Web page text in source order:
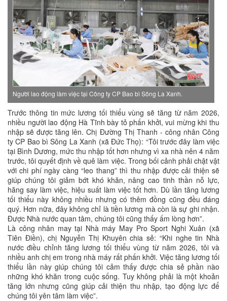
Người lao động làm việc tại Công ty CP Bao bì Sông La Xanh.
Trước thông tin mức lương tối thiểu vùng sẽ tăng từ năm 2026,
nhiều người lao động Hà Tĩnh bày tỏ phấn khởi, vui mừng khi thu
nhập sẽ được tăng lên. Chị Đường Thị Thanh - công nhân Công
ty CP Bao bì Sông La Xanh (xã Đức Thọ): “Tôi trước đây làm việc
tại Bình Dương, mức thu nhập tốt hơn nhưng vì xa nhà nên 4 năm
trước, tôi quyết định về quê làm việc. Trong bối cảnh phải chật vật
với chi phí ngày càng “leo thang” thì thu nhập được cải thiện sẽ
giúp chúng tôi giảm bớt khó khăn, nâng cao tinh thần nỗ lực,
hăng say làm việc, hiệu suất làm việc tốt hơn. Dù lần tăng lương
tối thiểu này không nhiều nhưng có thêm đồng cũng đều đáng
quý. Hơn nữa, đây không chỉ là tiền lương mà còn là sự ghi nhận.
Được Nhà nước quan tâm, chúng tôi cũng thấy ấm lòng hơn”.
Là công nhân may tại Nhà máy May Pro Sport Nghi Xuân (xã
Tiên Điền), chị Nguyễn Thị Khuyên chia sẻ: “Khi nghe tin Nhà
nước điều chỉnh tăng lương tối thiểu vùng từ năm 2026, tôi và
nhiều anh chị em trong nhà máy rất phấn khởi. Việc tăng lương tối
thiểu lần này giúp chúng tôi cảm thấy được chia sẻ phần nào
những khó khăn trong cuộc sống. Tuy không phải là một khoản
tăng lớn nhưng cũng giúp cải thiện thu nhập, tạo động lực để
chúng tôi yên tâm làm việc”.